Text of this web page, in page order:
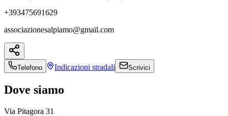
+393475691629
associazionesalpiamo@gmail.com
Telefono Indicazioni stradali Scrivici
Dove siamo
Via Pitagora 31